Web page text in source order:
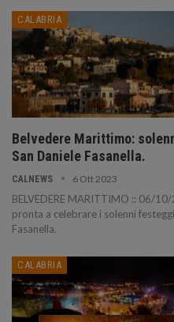
CALABRIA
Belvedere Marittimo:
San Daniele Fasanella.
CALNEWS 6 Ott 2023
BELVEDERE MARITTIMO :: 06/
pronta a celebrare i solenni
Fasanella.
CALABRIA